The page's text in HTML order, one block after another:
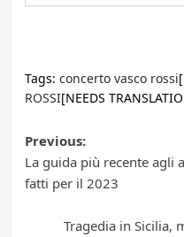
Tags: concerto vasco rossi
ROSSI[NEEDS
Post
navigation
Previous:
La guida più recente agli
fatti per il 2023
Tragedia in Sicilia,